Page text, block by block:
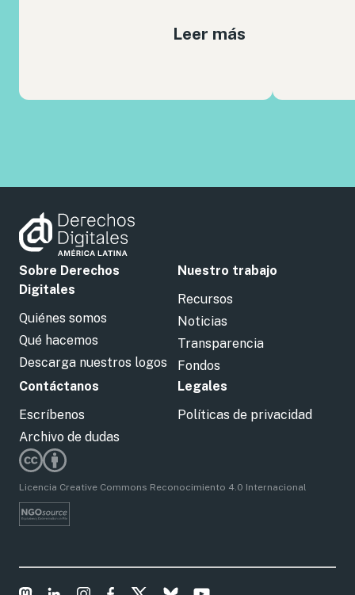
Leer más
Sobre Derechos
Digitales
Quiénes somos
Qué hacemos
Descarga nuestros logos
Nuestro trabajo
Recursos
Noticias
Transparencia
Fondos
Contáctanos
Escríbenos
Archivo de dudas
Legales
Políticas de privacidad
Licencia Creative Commons Reconocimiento 4.0 Internacional